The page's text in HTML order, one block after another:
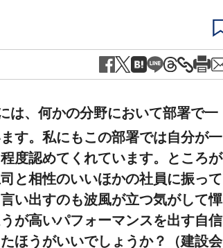
は、何かの分野において部署で一
す。私にもこの部署では自分が一
度認めてくれています。ところが
と相性のいいほかの社員に振って
い出すのも波風が立つ気がして憚
が高いパフォーマンスを出す自信
ほうがいいでしょうか？（建設会